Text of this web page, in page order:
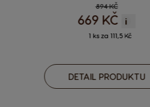
Regular Price
894 KČ
669 KČ i
1 ks za 111,5 Kč
DETAIL PRODUKTU